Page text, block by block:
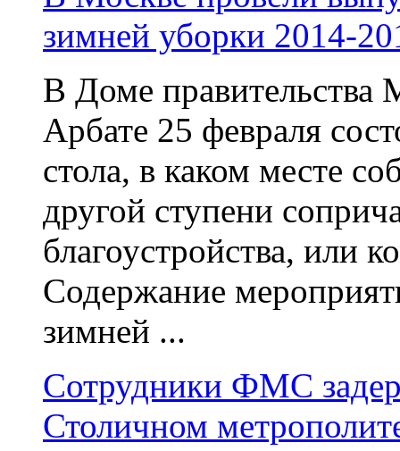
зимней уборки 2014-
В Доме
Арбате 25 февраля
стола, в каком месте
другой ступени
благоустройства, или
Содержание
зимней ...
Сотрудники ФМС
Столичном